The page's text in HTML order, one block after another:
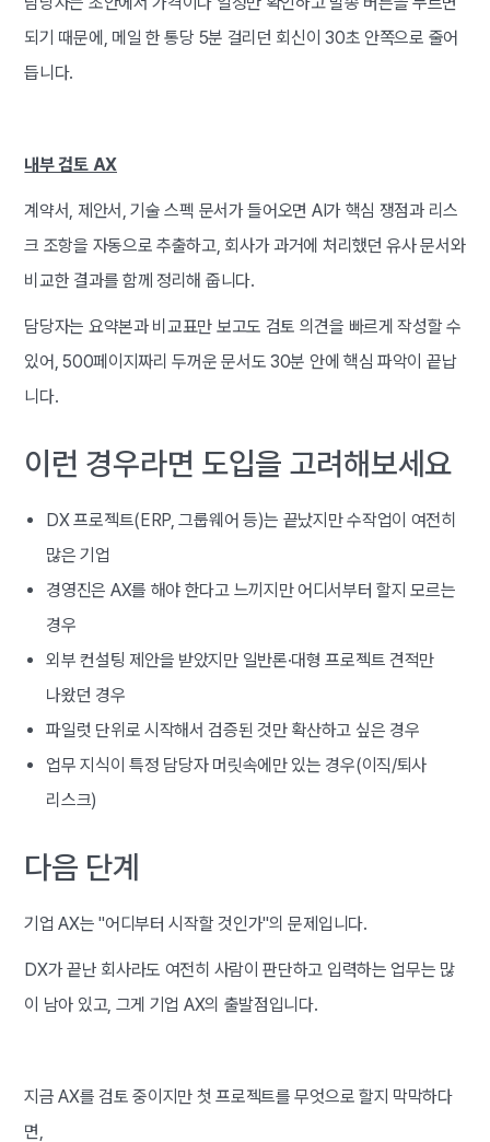
되기 때문에, 메일 한 통당 5분 걸리던 회신이 30초 안쪽으로 줄어
듭니다.
내부 검토 AX
계약서, 제안서, 기술 스펙 문서가 들어오면 AI가 핵심 쟁점과 리스
크 조항을 자동으로 추출하고, 회사가 과거에 처리했던 유사 문서와
비교한 결과를 함께 정리해 줍니다.
담당자는 요약본과 비교표만 보고도 검토 의견을 빠르게 작성할 수
있어, 500페이지짜리 두꺼운 문서도 30분 안에 핵심 파악이 끝납
니다.
이런 경우라면 도입을 고려해보세요
DX 프로젝트(ERP, 그룹웨어 등)는 끝났지만 수작업이 여전히
많은 기업
경영진은 AX를 해야 한다고 느끼지만 어디서부터 할지 모르는
경우
외부 컨설팅 제안을 받았지만 일반론·대형 프로젝트 견적만
나왔던 경우
파일럿 단위로 시작해서 검증된 것만 확산하고 싶은 경우
업무 지식이 특정 담당자 머릿속에만 있는 경우(이직/퇴사
리스크)
다음 단계
기업 AX는 "어디부터 시작할 것인가"의 문제입니다.
DX가 끝난 회사라도 여전히 사람이 판단하고 입력하는 업무는 많
이 남아 있고, 그게 기업 AX의 출발점입니다.
지금 AX를 검토 중이지만 첫 프로젝트를 무엇으로 할지 막막하다
면,